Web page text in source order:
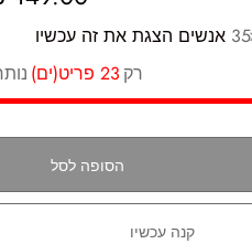
35 אנשים הצגת את זה עכשיו
רק 23 פריט(ים)
הסופה לסל
קנה עכשיו